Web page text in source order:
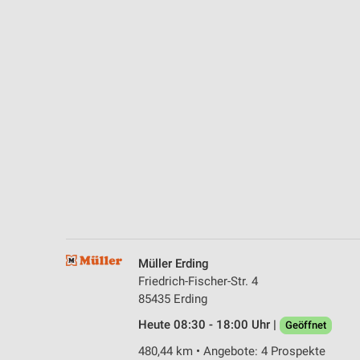
Müller Erding
Friedrich-Fischer-Str. 4
85435 Erding
Heute 08:30 - 18:00 Uhr |
Geöffnet
480,44 km • Angebote: 4 Prospekte
Notwendig